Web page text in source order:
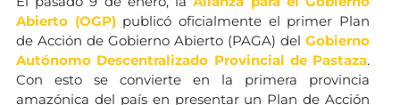
Abierto (OGP)publicó oficialmente el primer Plan
de Acción de Gobierno Abierto (PAGA) del Gobierno
Autónomo Descentralizado Provincial de Pastaza.
Con esto se convierte en la primera provincia
amazónica del país en presentar un Plan de Acción